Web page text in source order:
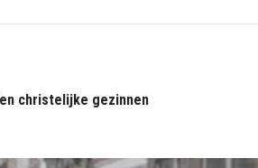
christelijke gezinnen